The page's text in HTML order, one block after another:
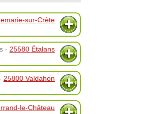
sur-Crète
- 25580 Étalans
25800 Valdahon
le-Château